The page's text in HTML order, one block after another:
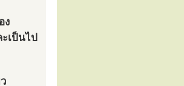
ง
เป็นไป